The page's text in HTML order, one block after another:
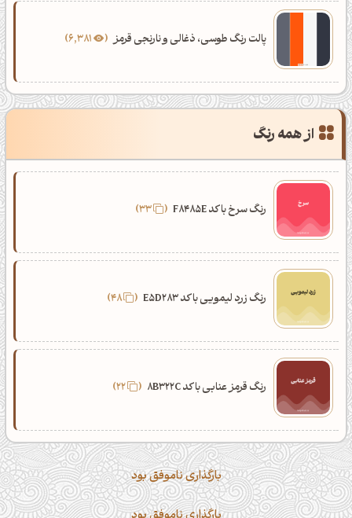
پالت رنگ طوسی، ذغالی و نارنجی قرمز
از همه رنگ
رنگ سرخ با کد F8485E 33
رنگ زرد لیمویی با کد E5D283 48
رنگ قرمز عنابی با کد 8B322C 22
بارگذاری ناموفق بود